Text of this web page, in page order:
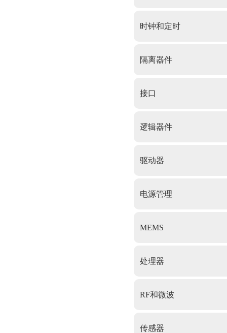
时钟和定时
隔离器件
接口
逻辑器件
驱动器
电源管理
MEMS
处理器
RF和微波
传感器